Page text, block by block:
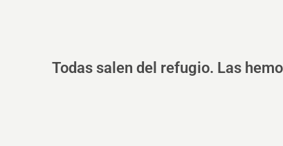
Todas salen del refugio. Las